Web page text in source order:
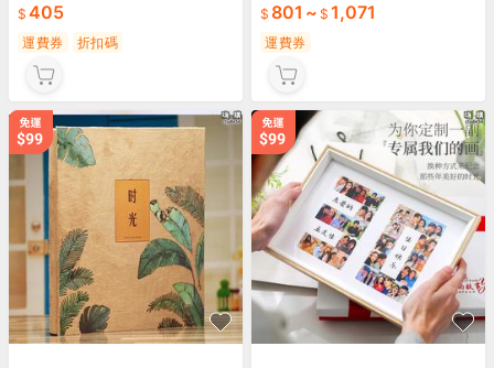
帶 時尚設計 商務必備 送禮首選
405
運費券 折扣碼
801 ~ 1,071
運費券